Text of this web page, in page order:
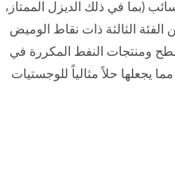
(بما في ذلك الديزل الممتاز،
الفئة الثالثة ذات نقاط الوميض
ومنتجات النفط المكررة في
يجعلها حلاً مثالياً للوجستيات